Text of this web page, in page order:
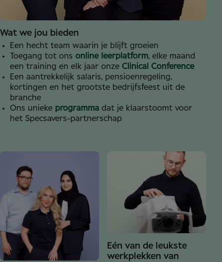
Wat we jou bieden
Een hecht team waarin je blijft groeien
Toegang tot ons online leerplatform, elke maand
een training en elk jaar onze Clinical Conference
Een aantrekkelijk salaris, pensioenregeling,
kortingen en het grootste bedrijfsfeest uit de
branche
Ons unieke programma dat je klaarstoomt voor
het Specsavers-partnerschap
Eén van de leukste
werkplekken van